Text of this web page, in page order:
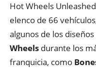
Hot Wheels
elenco de 66
algunos de los
Wheels durante los
franquicia, como